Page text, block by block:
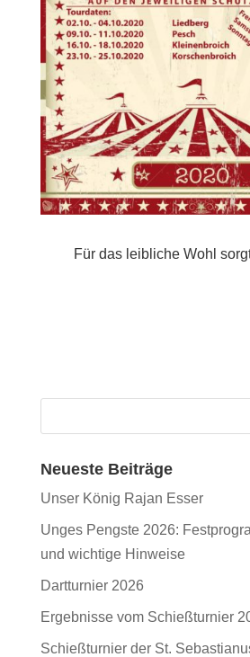
Für das leibliche Wohl
Neueste Beiträge
Unser König Rajan Esser
Unges Pengste 2026:
und wichtige Hinweise
Dartturnier 2026
Ergebnisse vom Schießturnier
Schießturnier der St.